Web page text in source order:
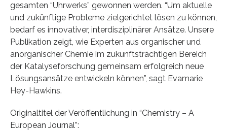
gesamten “Uhrwerks” gewonnen werden. “Um aktuelle
und zukünftige Probleme zielgerichtet lösen zu können,
bedarf es innovativer, interdisziplinärer Ansätze. Unsere
Publikation zeigt, wie Experten aus organischer und
anorganischer Chemie im zukunftsträchtigen Bereich
der Katalyseforschung gemeinsam erfolgreich neue
Lösungsansätze entwickeln können”, sagt Evamarie
Hey-Hawkins.
Originaltitel der Veröffentlichung in “Chemistry – A
European Journal”: